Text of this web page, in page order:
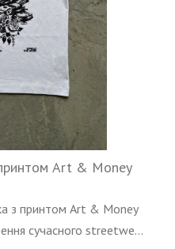
Art & Money
з принтом Art & Money
сучасного streetwe...